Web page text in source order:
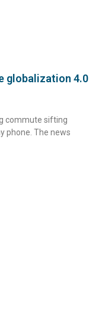
globalization 4.0
commute sifting
phone. The news